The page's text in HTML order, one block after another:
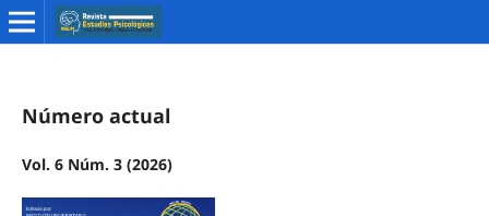
Número actual
Vol. 6 Núm. 3 (2026)